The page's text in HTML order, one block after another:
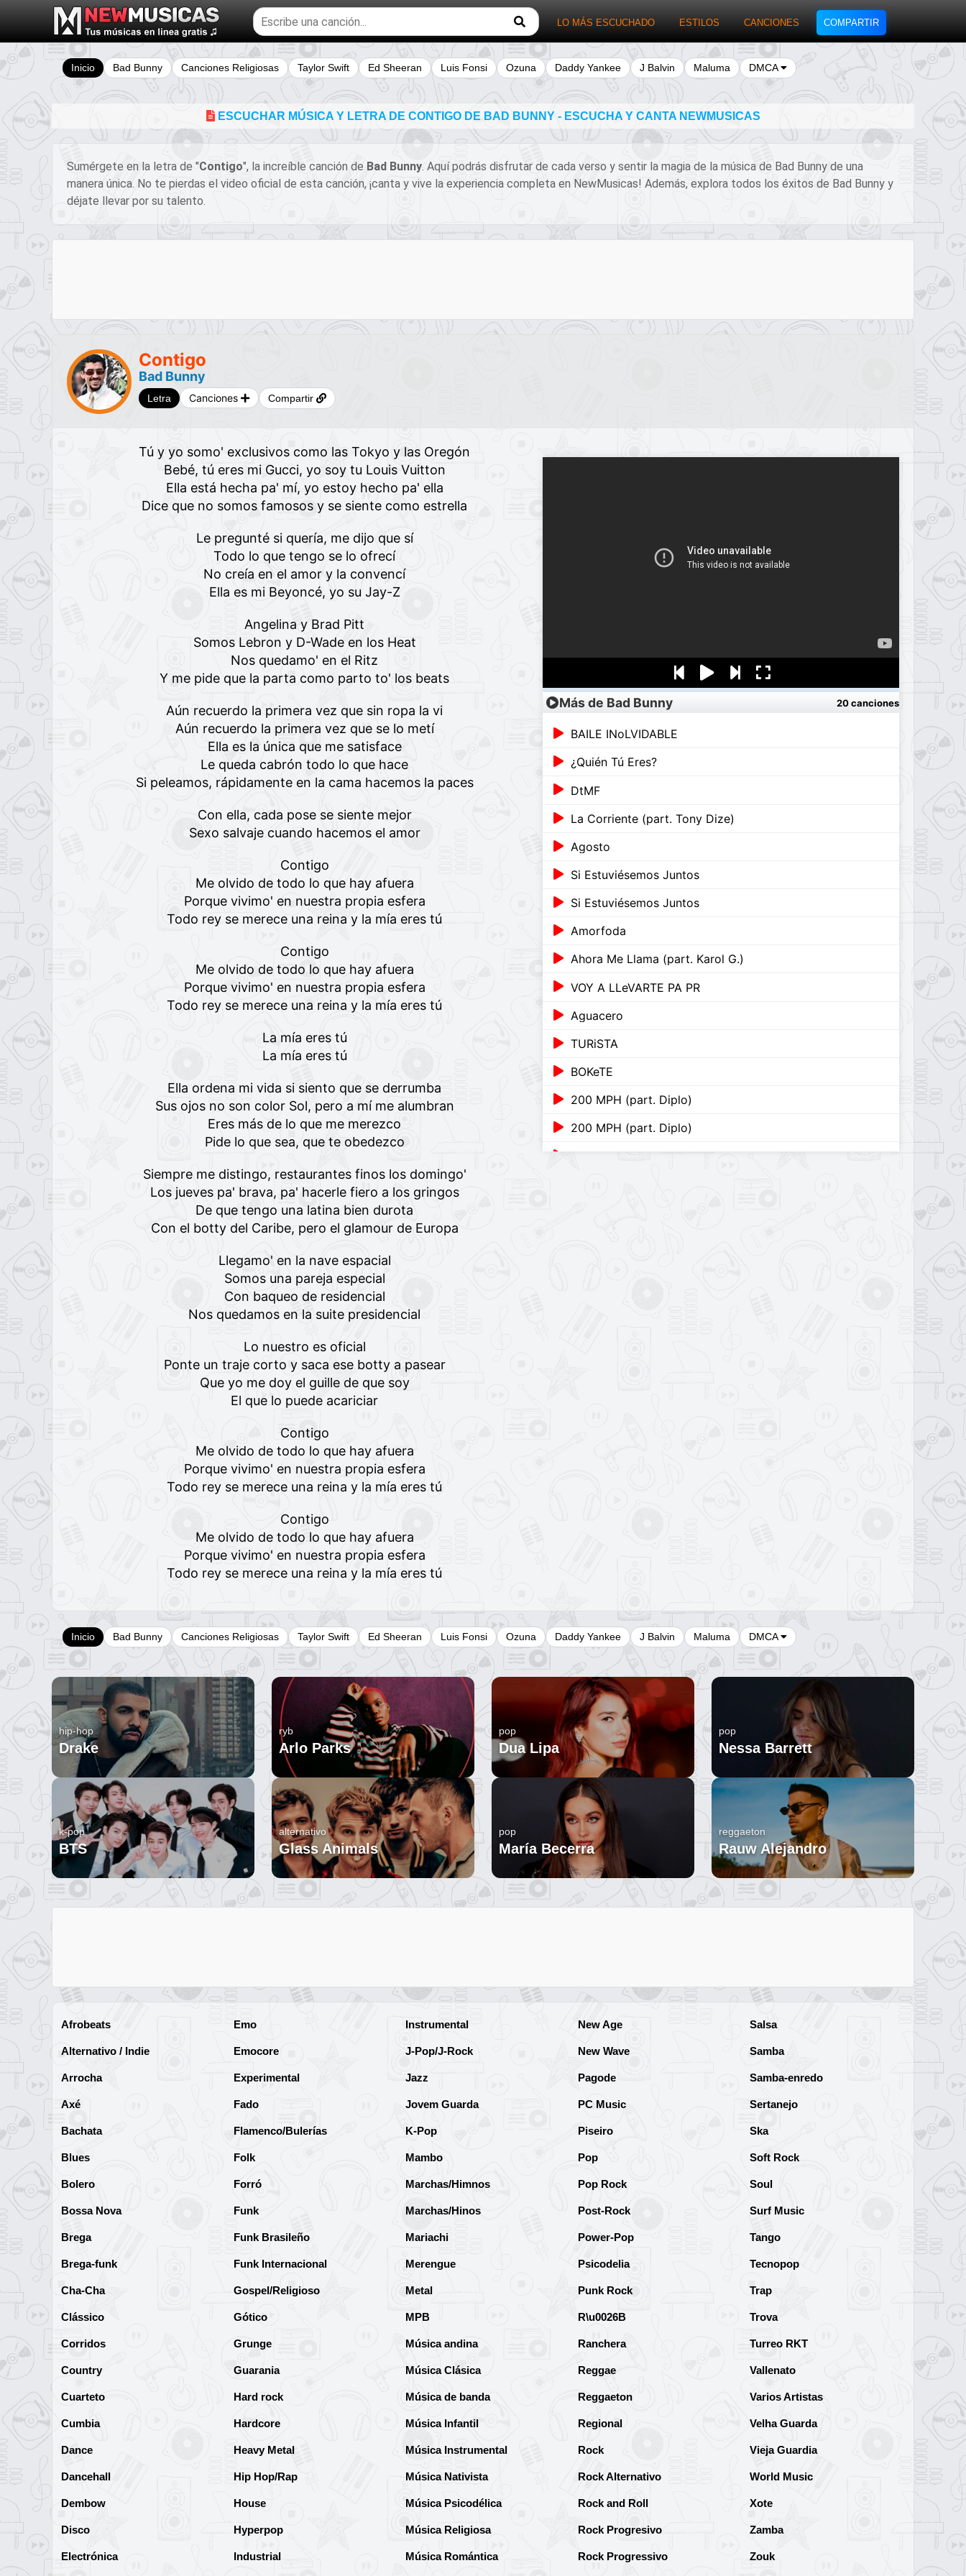
Buscar
temas
musicales
LO MÁS ESCUCHADO ESTILOS CANCIONES COMPARTIR
Inicio Bad Bunny Canciones Religiosas Taylor Swift Ed Sheeran Luis Fonsi Ozuna Daddy Yankee J Balvin Maluma DMCA
ESCUCHAR MÚSICA Y LETRA DE CONTIGO DE BAD BUNNY - ESCUCHA Y CANTA NEWMUSICAS
Sumérgete en la letra de "Contigo", la increíble canción de Bad Bunny. Aquí podrás disfrutar de cada verso y sentir la magia de la música de Bad Bunny de una
manera única. No te pierdas el video oficial de esta canción, ¡canta y vive la experiencia completa en NewMusicas! Además, explora todos los éxitos de Bad Bunny y
déjate llevar por su talento.
Contigo
Bad Bunny
Letra Canciones Compartir
Tú y yo somo' exclusivos como las Tokyo y las Oregón
Bebé, tú eres mi Gucci, yo soy tu Louis Vuitton
Ella está hecha pa' mí, yo estoy hecho pa' ella
Dice que no somos famosos y se siente como estrella
Le pregunté si quería, me dijo que sí
Todo lo que tengo se lo ofrecí
No creía en el amor y la convencí
Ella es mi Beyoncé, yo su Jay-Z
Angelina y Brad Pitt
Somos Lebron y D-Wade en los Heat
Nos quedamo' en el Ritz
Y me pide que la parta como parto to' los beats
Aún recuerdo la primera vez que sin ropa la vi
Aún recuerdo la primera vez que se lo metí
Ella es la única que me satisface
Le queda cabrón todo lo que hace
Si peleamos, rápidamente en la cama hacemos la paces
Con ella, cada pose se siente mejor
Sexo salvaje cuando hacemos el amor
Contigo
Me olvido de todo lo que hay afuera
Porque vivimo' en nuestra propia esfera
Todo rey se merece una reina y la mía eres tú
Contigo
Me olvido de todo lo que hay afuera
Porque vivimo' en nuestra propia esfera
Todo rey se merece una reina y la mía eres tú
La mía eres tú
La mía eres tú
Ella ordena mi vida si siento que se derrumba
Sus ojos no son color Sol, pero a mí me alumbran
Eres más de lo que me merezco
Pide lo que sea, que te obedezco
Siempre me distingo, restaurantes finos los domingo'
Los jueves pa' brava, pa' hacerle fiero a los gringos
De que tengo una latina bien durota
Con el botty del Caribe, pero el glamour de Europa
Llegamo' en la nave espacial
Somos una pareja especial
Con baqueo de residencial
Nos quedamos en la suite presidencial
Lo nuestro es oficial
Ponte un traje corto y saca ese botty a pasear
Que yo me doy el guille de que soy
El que lo puede acariciar
Contigo
Me olvido de todo lo que hay afuera
Porque vivimo' en nuestra propia esfera
Todo rey se merece una reina y la mía eres tú
Contigo
Me olvido de todo lo que hay afuera
Porque vivimo' en nuestra propia esfera
Todo rey se merece una reina y la mía eres tú
Más de Bad Bunny 20 canciones
BAILE INoLVIDABLE
¿Quién Tú Eres?
DtMF
La Corriente (part. Tony Dize)
Agosto
Si Estuviésemos Juntos
Si Estuviésemos Juntos
Amorfoda
Ahora Me Llama (part. Karol G.)
VOY A LLeVARTE PA PR
Aguacero
TURiSTA
BOKeTE
200 MPH (part. Diplo)
200 MPH (part. Diplo)
120
Inicio Bad Bunny Canciones Religiosas Taylor Swift Ed Sheeran Luis Fonsi Ozuna Daddy Yankee J Balvin Maluma DMCA
hip-hop
Drake
ryb
Arlo Parks
pop
Dua Lipa
pop
Nessa Barrett
k-pop
BTS
alternativo
Glass Animals
pop
María Becerra
reggaeton
Rauw Alejandro
Afrobeats
Alternativo / Indie
Arrocha
Axé
Bachata
Blues
Bolero
Bossa Nova
Brega
Brega-funk
Cha-Cha
Clássico
Corridos
Country
Cuarteto
Cumbia
Dance
Dancehall
Dembow
Disco
Electrónica
Emo
Emocore
Experimental
Fado
Flamenco/Bulerías
Folk
Forró
Funk
Funk Brasileño
Funk Internacional
Gospel/Religioso
Gótico
Grunge
Guarania
Hard rock
Hardcore
Heavy Metal
Hip Hop/Rap
House
Hyperpop
Industrial
Instrumental
J-Pop/J-Rock
Jazz
Jovem Guarda
K-Pop
Mambo
Marchas/Himnos
Marchas/Hinos
Mariachi
Merengue
Metal
MPB
Música andina
Música Clásica
Música de banda
Música Infantil
Música Instrumental
Música Nativista
Música Psicodélica
Música Religiosa
Música Romántica
New Age
New Wave
Pagode
PC Music
Piseiro
Pop
Pop Rock
Post-Rock
Power-Pop
Psicodelia
Punk Rock
R\u0026B
Ranchera
Reggae
Reggaeton
Regional
Rock
Rock Alternativo
Rock and Roll
Rock Progresivo
Rock Progressivo
Salsa
Samba
Samba-enredo
Sertanejo
Ska
Soft Rock
Soul
Surf Music
Tango
Tecnopop
Trap
Trova
Turreo RKT
Vallenato
Varios Artistas
Velha Guarda
Vieja Guardia
World Music
Xote
Zamba
Zouk